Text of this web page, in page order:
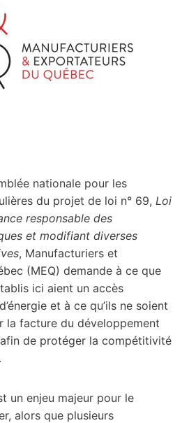
nationale pour les
du projet de loi n° 69, Loi
responsable des
et modifiant diverses
, Manufacturiers et
(MEQ) demande à ce que
ici aient un accès
et à ce qu’ils ne soient
la facture du développement
de protéger la compétitivité
un enjeu majeur pour le
alors que plusieurs